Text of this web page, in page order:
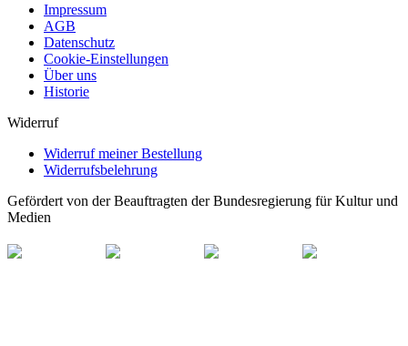
Impressum
AGB
Datenschutz
Cookie-Einstellungen
Über uns
Historie
Widerruf
Widerruf meiner Bestellung
Widerrufsbelehrung
Gefördert von der Beauftragten der Bundesregierung für Kultur und
Medien